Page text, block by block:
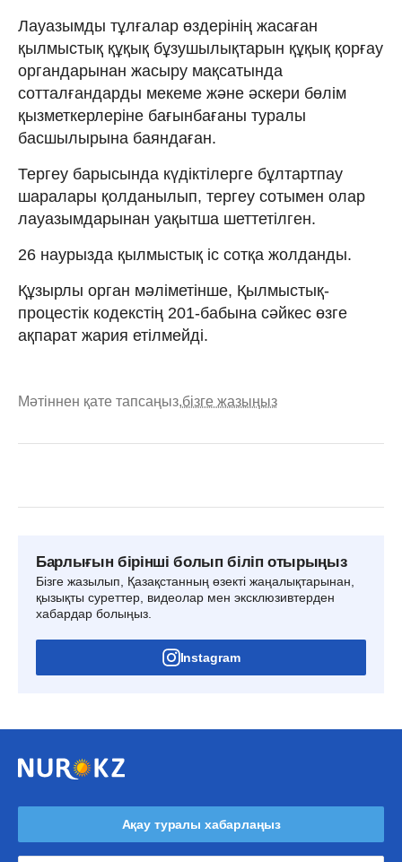
Лауазымды тұлғалар өздерінің жасаған
қылмыстық құқық бұзушылықтарын құқық қорғау
органдарынан жасыру мақсатында
сотталғандарды мекеме және әскери бөлім
қызметкерлеріне бағынбағаны туралы
басшылырына баяндаған.
Тергеу барысында күдіктілерге бұлтартпау
шаралары қолданылып, тергеу сотымен олар
лауазымдарынан уақытша шеттетілген.
26 наурызда қылмыстық іс сотқа жолданды.
Құзырлы орган мәліметінше, Қылмыстық-
процестік кодекстің 201-бабына сәйкес өзге
ақпарат жария етілмейді.
Мәтіннен қате тапсаңыз,бізге жазыңыз
Барлығын бірінші болып біліп отырыңыз
Бізге жазылып, Қазақстанның өзекті жаңалықтарынан,
қызықты суреттер, видеолар мен эксклюзивтерден
хабардар болыңыз.
Instagram
Ақау туралы хабарлаңыз